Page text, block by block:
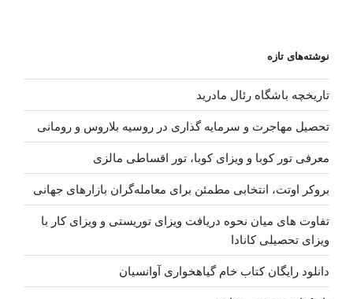
نوشته‌های تازه
تاریخچه باشگاه رئال مادرید
تحصیل مهاجرت و سرمایه گذاری در روسیه بلاروس و رومانی
معرفی تور کوبا و ویزای کوبا، تور اقساطی مالزی
بروکر اوتت، انتخابی مطمئن برای معامله‌گران بازارهای جهانی
تفاوت های میان نحوه دریافت ویزای توریستی و ویزای کار با
ویزای تحصیلی کانادا
دانلود رایگان کتاب خام گیاهخواری آوانسیان